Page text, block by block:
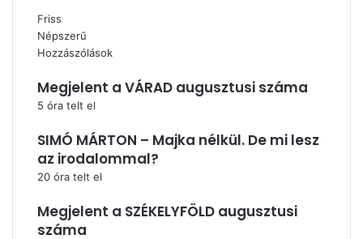
Friss
Népszerű
Hozzászólások
Megjelent a VÁRAD augusztusi száma
5 óra telt el
SIMÓ MÁRTON – Majka nélkül. De mi lesz
az irodalommal?
20 óra telt el
Megjelent a SZÉKELYFÖLD augusztusi
száma